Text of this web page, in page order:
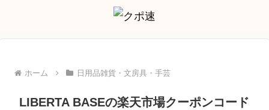
ホーム 日用品雑貨・文房具・手芸
LIBERTA BASEの楽天市場クーポンコード